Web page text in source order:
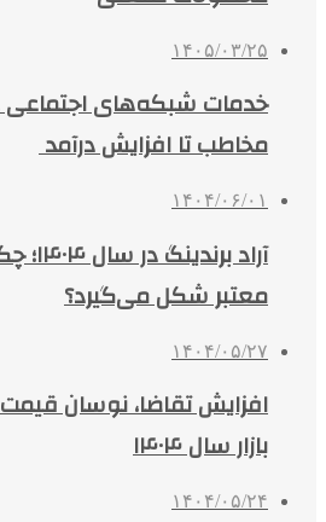
۱۴۰۵/۰۳/۲۵
مخاطب تا افزایش درآمد
۱۴۰۴/۰۶/۰۱
آراد
معتبر شکل می‌گیرد؟
۱۴۰۴/۰۵/۲۷
افزایش تقاضا، نوسان
بازار سال ۱۴۰۴
۱۴۰۴/۰۵/۲۴